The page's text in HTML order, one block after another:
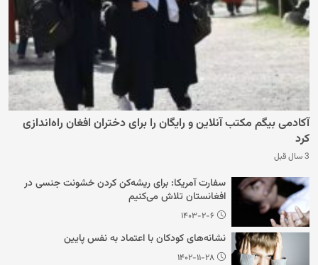
آکادمی بیگم مکتب آنلاین و رایگان را برای دختران افغان راه‌اندازی
کرد
3 سال قبل
سفارت آمریکا: برای ریشه‌کن کردن خشونت جنسی در
افغانستان تلاش می‌کنیم
۱۴۰۳-۲-۶
نشانه‌های کودکان با اعتماد به نفس پایین
۱۴۰۲-۱۱-۲۸